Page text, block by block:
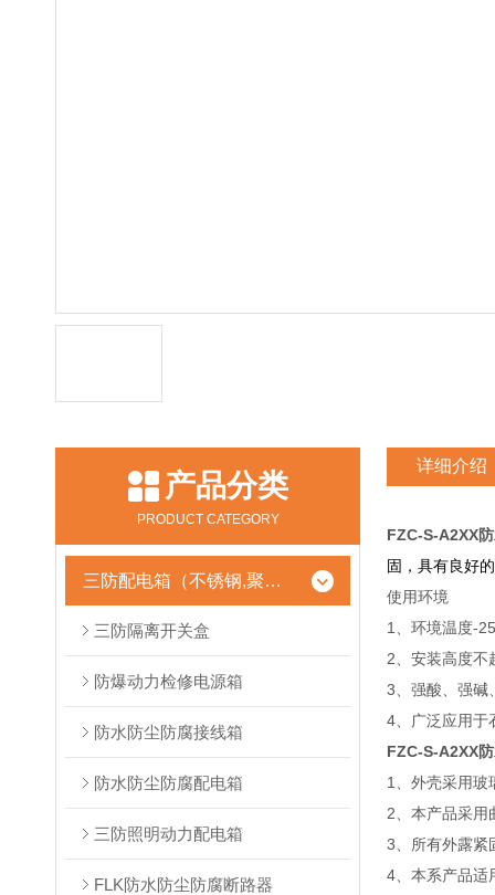
产品分类
PRODUCT CATEGORY
三防配电箱（不锈钢,聚酯树脂）
三防隔离开关盒
防爆动力检修电源箱
防水防尘防腐接线箱
防水防尘防腐配电箱
三防照明动力配电箱
FLK防水防尘防腐断路器
详细介绍
FZC-S-A2XX
固，具有良好
使用环境
1、环境温度-
2、安装高度不
3、强酸、强碱
4、广泛应用于
FZC-S-A2XX
1、外壳采用玻
2、本产品采用
3、所有外露紧
4、本系产品适